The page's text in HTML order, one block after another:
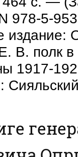
978-5-
издание:
В. полк
1917-